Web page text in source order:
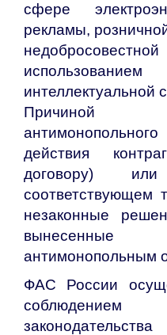
сфере
рекламы,
интеллектуальной
Причиной
действия
договору)
соответствующем
незаконные
вынесенные
антимонопольным
ФАС России
соблюдением